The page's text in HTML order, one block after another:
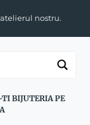
nostru.
TI BIJUTERIA PE